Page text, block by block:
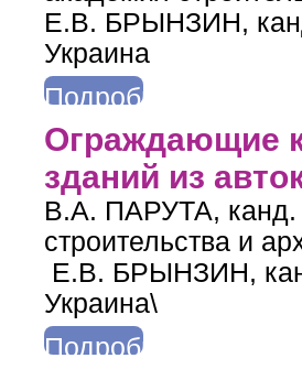
Е.В. БРЫНЗИН,
Украина
Подробнее
Ограждающие
зданий из
В.А. ПАРУТА, канд.
строительства и
Е.В. БРЫНЗИН,
Украина\
Подробнее